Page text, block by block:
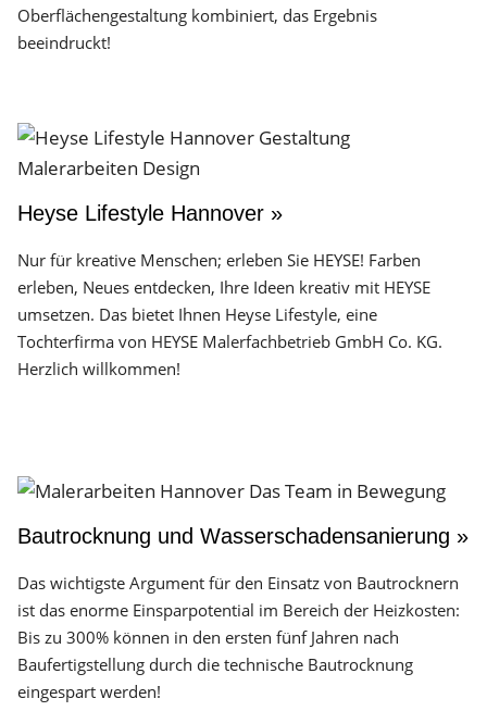
Oberflächen­gestaltung kombiniert, das Ergebnis
beeindruckt!
Heyse Lifestyle Hannover »
Nur für kreative Menschen; erleben Sie HEYSE! Farben
erleben, Neues entdecken, Ihre Ideen kreativ mit HEYSE
umsetzen. Das bietet Ihnen Heyse Lifestyle, eine
Tochterfirma von HEYSE Malerfachbetrieb GmbH Co. KG.
Herzlich willkommen!
Bautrocknung und Wasserschadensanierung »
Das wichtigste Argument für den Einsatz von Bautrocknern
ist das enorme Einsparpotential im Bereich der Heizkosten:
Bis zu 300% können in den ersten fünf Jahren nach
Baufertigstellung durch die technische Bautrocknung
eingespart werden!